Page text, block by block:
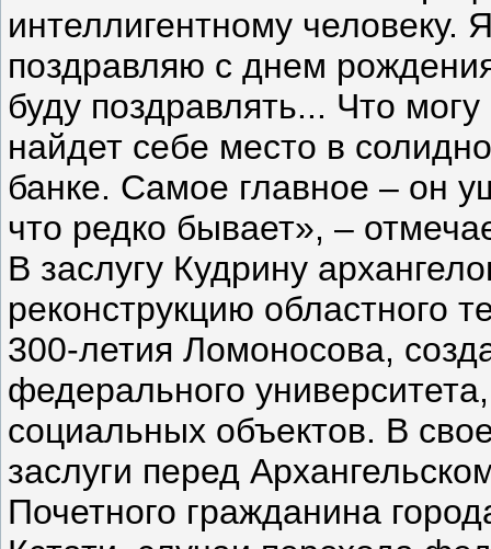
интеллигентному человеку.
поздравляю с днем
буду поздравлять... Что
найдет себе место в
банке. Самое главное – он
что редко бывает», –
В заслугу Кудрину
реконструкцию областного
300-летия Ломоносова,
федерального
социальных объектов. В
заслуги перед
Почетного гражданина